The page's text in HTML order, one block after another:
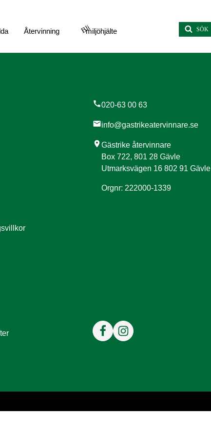
Återvinning Blimiljöhjälte SÖK
call020-63 00 63
mailinfo@gastrikeatervinnare.se
location_onGästrike återvinnare
Box 722, 801 28 Gävle
Utmarksvägen 16 802 91 Gävle
Orgnr: 222000-1339